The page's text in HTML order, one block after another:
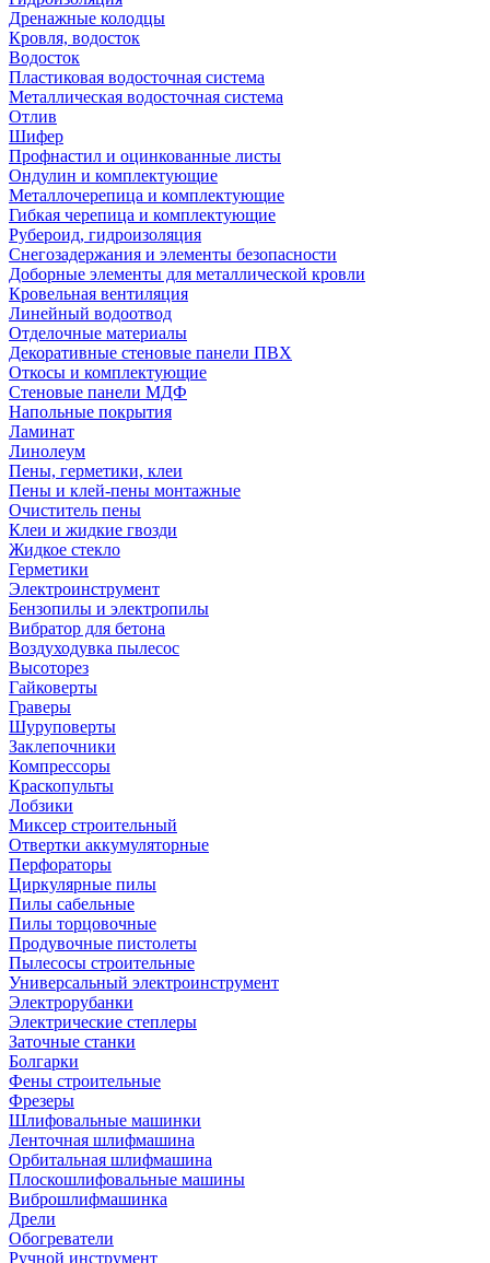
Дренажные колодцы
Кровля, водосток
Водосток
Пластиковая водосточная система
Металлическая водосточная система
Отлив
Шифер
Профнастил и оцинкованные листы
Ондулин и комплектующие
Металлочерепица и комплектующие
Гибкая черепица и комплектующие
Рубероид, гидроизоляция
Снегозадержания и элементы безопасности
Доборные элементы для металлической кровли
Кровельная вентиляция
Линейный водоотвод
Отделочные материалы
Декоративные стеновые панели ПВХ
Откосы и комплектующие
Стеновые панели МДФ
Напольные покрытия
Ламинат
Линолеум
Пены, герметики, клеи
Пены и клей-пены монтажные
Очиститель пены
Клеи и жидкие гвозди
Жидкое стекло
Герметики
Электроинструмент
Бензопилы и электропилы
Вибратор для бетона
Воздуходувка пылесос
Высоторез
Гайковерты
Граверы
Шуруповерты
Заклепочники
Компрессоры
Краскопульты
Лобзики
Миксер строительный
Отвертки аккумуляторные
Перфораторы
Циркулярные пилы
Пилы сабельные
Пилы торцовочные
Продувочные пистолеты
Пылесосы строительные
Универсальный электроинструмент
Электрорубанки
Электрические степлеры
Заточные станки
Болгарки
Фены строительные
Фрезеры
Шлифовальные машинки
Ленточная шлифмашина
Орбитальная шлифмашина
Плоскошлифовальные машины
Виброшлифмашинка
Дрели
Обогреватели
Ручной инструмент